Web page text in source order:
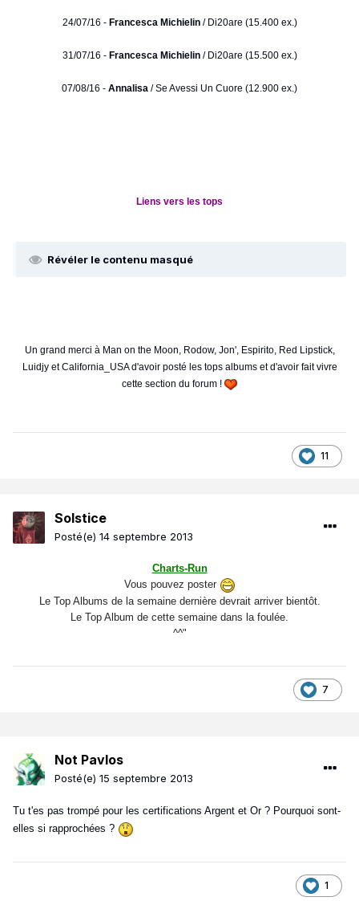
24/07/16 - Francesca Michielin/ Di20are (15.400 ex.)
31/07/16 - Francesca Michielin/ Di20are (15.500 ex.)
07/08/16 - Annalisa / Se Avessi Un Cuore (12.900 ex.)
Liens vers les tops
Révéler le contenu masqué
Un grand merci à Man on the Moon, Rodow, Jon', Espirito, Red Lipstick,
Luidjy et California_USA d'avoir posté les tops albums et d'avoir fait vivre
cette section du forum !
11
Solstice
Posté(e) 14 septembre 2013
Charts-Run
Vous pouvez poster
Le Top Albums de la semaine dernière devrait arriver bientôt.
Le Top Album de cette semaine dans la foulée.
^^"
7
Not Pavlos
Posté(e) 15 septembre 2013
Tu t'es pas trompé pour les certifications Argent et Or ? Pourquoi sont-
elles si rapprochées ?
1